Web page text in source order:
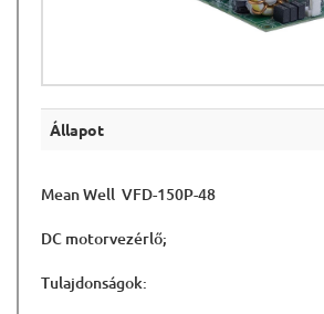
Állapot
Mean Well VFD-150P-48
DC motorvezérlő;
Tulajdonságok: